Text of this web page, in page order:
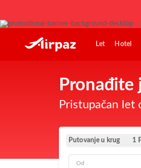
Let Hotel
Pristupačan let
Putovanje u krug 1
Od